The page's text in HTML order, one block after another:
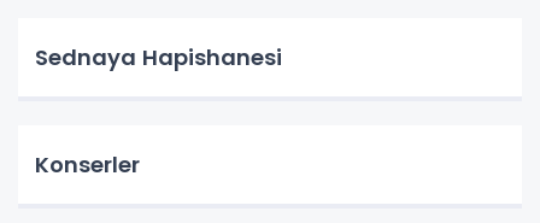
Sednaya Hapishanesi
Konserler